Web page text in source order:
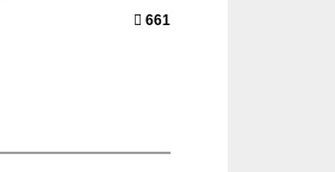
661